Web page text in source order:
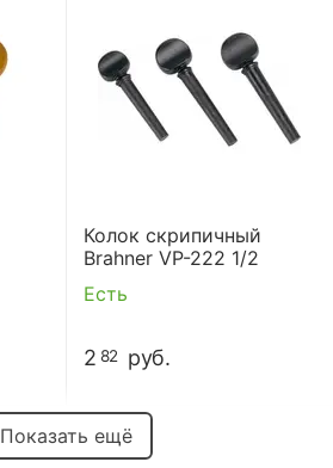
Колок скрипичный
Brahner VP-222 1/2
Есть
2 82 руб.
Показать ещё